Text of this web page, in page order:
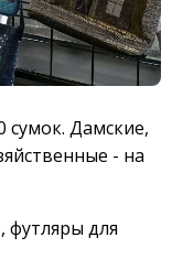
сумок. Дамские,
- на
футляры для